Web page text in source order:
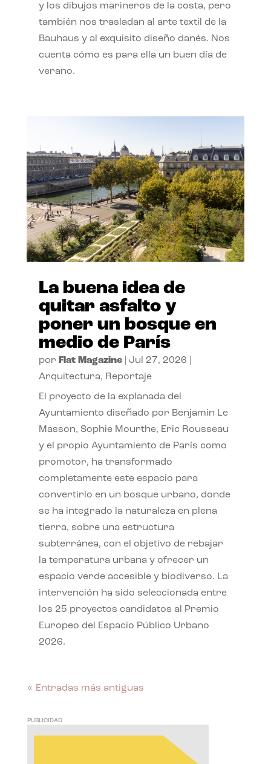
y los dibujos marineros de la costa, pero
también nos trasladan al arte textil de la
Bauhaus y al exquisito diseño danés. Nos
cuenta cómo es para ella un buen día de
verano.
La buena idea de
quitar asfalto y
poner un bosque en
medio de París
por Flat Magazine| Jul 27, 2026
Arquitectura, Reportaje
El proyecto de la explanada del
Ayuntamiento diseñado por Benjamin Le
Masson, Sophie Mourthe, Eric Rousseau
y el propio Ayuntamiento de París como
promotor, ha transformado
completamente este espacio para
convertirlo en un bosque urbano, donde
se ha integrado la naturaleza en plena
tierra, sobre una estructura
subterránea, con el objetivo de rebajar
la temperatura urbana y ofrecer un
espacio verde accesible y biodiverso. La
intervención ha sido seleccionada entre
los 25 proyectos candidatos al Premio
Europeo del Espacio Público Urbano
2026.
« Entradas más antiguas
PUBLICIDAD